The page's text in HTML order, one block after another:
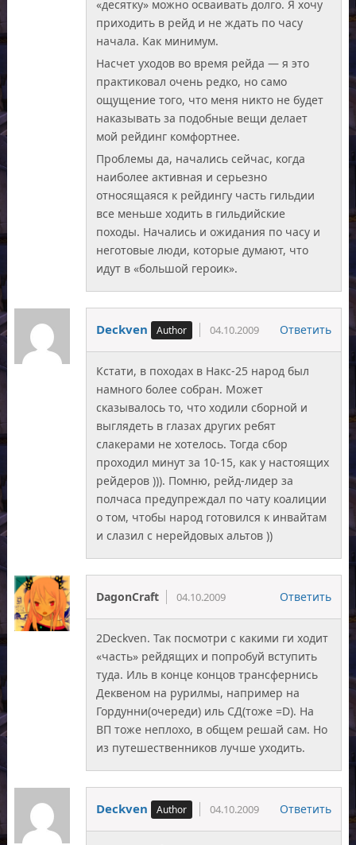
«десятку» можно осваивать долго. Я хочу
приходить в рейд и не ждать по часу
начала. Как минимум.
Насчет уходов во время рейда — я это
практиковал очень редко, но само
ощущение того, что меня никто не будет
наказывать за подобные вещи делает
мой рейдинг комфортнее.
Проблемы да, начались сейчас, когда
наиболее активная и серьезно
относящаяся к рейдингу часть гильдии
все меньше ходить в гильдийские
походы. Начались и ожидания по часу и
неготовые люди, которые думают, что
идут в «большой героик».
Deckven 04.10.2009 Ответить
Кстати, в походах в Накс-25 народ был
намного более собран. Может
сказывалось то, что ходили сборной и
выглядеть в глазах других ребят
слакерами не хотелось. Тогда сбор
проходил минут за 10-15, как у настоящих
рейдеров ))). Помню, рейд-лидер за
полчаса предупреждал по чату коалиции
о том, чтобы народ готовился к инвайтам
и слазил с нерейдовых альтов ))
DagonCraft 04.10.2009 Ответить
2Deckven. Так посмотри с какими ги ходит
«часть» рейдящих и попробуй вступить
туда. Иль в конце концов трансфернись
Деквеном на рурилмы, например на
Гордунни(очереди) иль СД(тоже =D). На
ВП тоже неплохо, в общем решай сам. Но
из путешественников лучше уходить.
Deckven 04.10.2009 Ответить